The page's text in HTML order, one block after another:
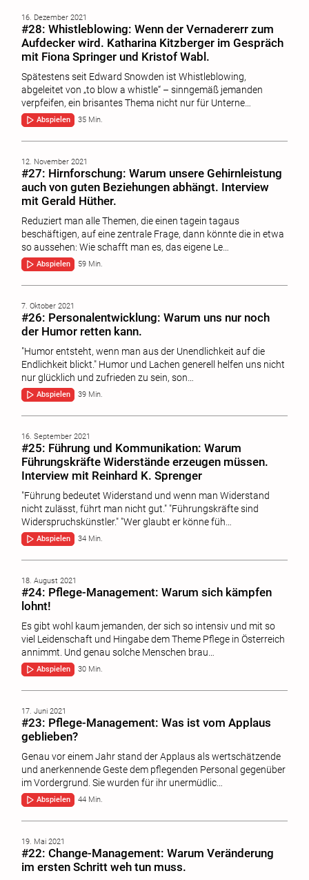
16. Dezember 2021
#28: Whistleblowing: Wenn der Vernadererr zum
Aufdecker wird. Katharina Kitzberger im Gespräch
mit Fiona Springer und Kristof Wabl.
Spätestens seit Edward Snowden ist Whistleblowing,
abgeleitet von „to blow a whistle“ – sinngemäß jemanden
verpfeifen, ein brisantes Thema nicht nur für Unterne…
Abspielen 35 Min.
12. November 2021
#27: Hirnforschung: Warum unsere Gehirnleistung
auch von guten Beziehungen abhängt. Interview
mit Gerald Hüther.
Reduziert man alle Themen, die einen tagein tagaus
beschäftigen, auf eine zentrale Frage, dann könnte die in etwa
so aussehen: Wie schafft man es, das eigene Le…
Abspielen 59 Min.
7. Oktober 2021
#26: Personalentwicklung: Warum uns nur noch
der Humor retten kann.
"Humor entsteht, wenn man aus der Unendlichkeit auf die
Endlichkeit blickt." Humor und Lachen generell helfen uns nicht
nur glücklich und zufrieden zu sein, son…
Abspielen 39 Min.
16. September 2021
#25: Führung und Kommunikation: Warum
Führungskräfte Widerstände erzeugen müssen.
Interview mit Reinhard K. Sprenger
"Führung bedeutet Widerstand und wenn man Widerstand
nicht zulässt, führt man nicht gut." "Führungskräfte sind
Widerspruchskünstler." "Wer glaubt er könne füh…
Abspielen 34 Min.
18. August 2021
#24: Pflege-Management: Warum sich kämpfen
lohnt!
Es gibt wohl kaum jemanden, der sich so intensiv und mit so
viel Leidenschaft und Hingabe dem Theme Pflege in Österreich
annimmt. Und genau solche Menschen brau…
Abspielen 30 Min.
17. Juni 2021
#23: Pflege-Management: Was ist vom Applaus
geblieben?
Genau vor einem Jahr stand der Applaus als wertschätzende
und anerkennende Geste dem pflegenden Personal gegenüber
im Vordergrund. Sie wurden für ihr unermüdlic…
Abspielen 44 Min.
19. Mai 2021
#22: Change-Management: Warum Veränderung
im ersten Schritt weh tun muss.